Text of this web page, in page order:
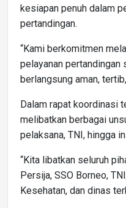
kesiapan penuh dalam
pertandingan.
“Kami berkomitmen
pelayanan pertandingan
berlangsung aman,
Dalam rapat koordinasi
melibatkan berbagai
pelaksana, TNI, hingga
“Kita libatkan seluruh
Persija, SSO Borneo,
Kesehatan, dan dinas